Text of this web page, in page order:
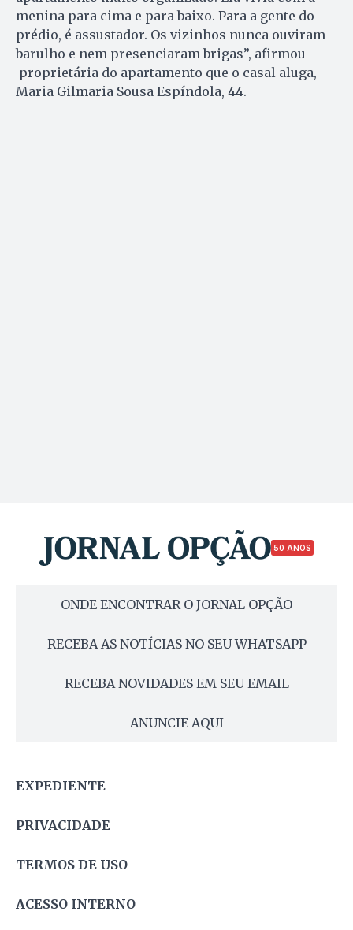
menina para cima e para baixo. Para a gente do
prédio, é assustador. Os vizinhos nunca ouviram
barulho e nem presenciaram brigas”, afirmou
proprietária do apartamento que o casal aluga,
Maria Gilmaria Sousa Espíndola, 44.
50 ANOS
ONDE ENCONTRAR O JORNAL OPÇÃO
RECEBA AS NOTÍCIAS NO SEU WHATSAPP
RECEBA NOVIDADES EM SEU EMAIL
ANUNCIE AQUI
EXPEDIENTE
PRIVACIDADE
TERMOS DE USO
ACESSO INTERNO